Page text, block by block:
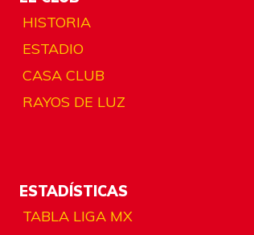
HISTORIA
ESTADIO
CASA CLUB
RAYOS DE LUZ
ESTADÍSTICAS
TABLA LIGA MX